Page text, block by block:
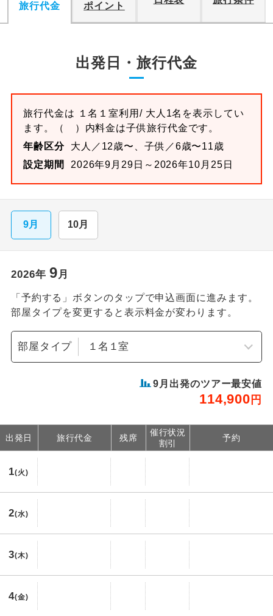
旅行代金
ポイント
出発日・旅行代金
旅行代金は １名１室利用/ 大人1名を表示してい
ます。
（ ）内料金は子供旅行代金です。
年齢区分
大人／12歳〜、子供／6歳〜11歳
設定期間
2026年9月29日～2026年10月25日
9月 10月
2026年 9月
「予約する」ボタンのタップで申込画面に進みます。
部屋タイプを変更すると表示料金が変わります。
部屋タイプ
9 月出発のツアー最安値
114,900 円
出発日 旅行代金 残席
催行状況
割引
予約
1(火)
2(水)
3(木)
4(金)